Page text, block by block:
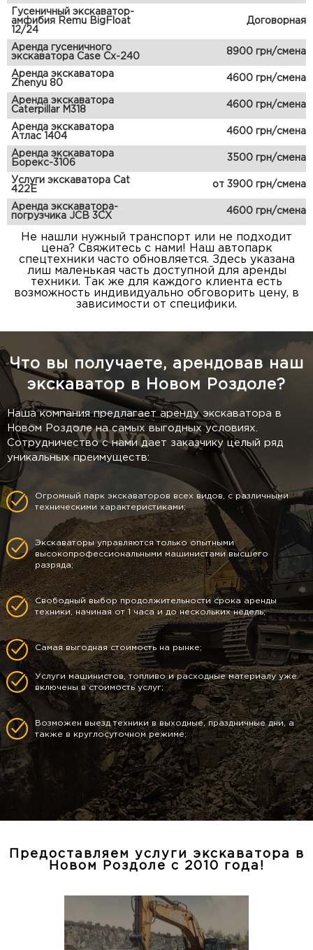
Гусеничный экскаватор-
амфибия Remu BigFloat
12/24
Договорная
Аренда гусеничного
экскаватора Case Cx-240
8900 грн/смена
Аренда экскаватора
Zhenyu 80
4600 грн/смена
Аренда экскаватора
Caterpillar M318
4600 грн/смена
Аренда экскаватора
Атлас 1404
4600 грн/смена
Аренда экскаватора
Борекс-3106
3500 грн/смена
Услуги экскаватора Cat
422E
от 3900 грн/смена
Аренда экскаватора-
погрузчика JCB 3CX
4600 грн/смена
Не нашли нужный транспорт или не подходит
цена? Свяжитесь с нами! Наш автопарк
спецтехники часто обновляется. Здесь указана
лиш маленькая часть доступной для аренды
техники. Так же для каждого клиента есть
возможность индивидуально обговорить цену, в
зависимости от специфики.
Что вы получаете, арендовав наш
экскаватор в Новом Роздоле?
Наша компания предлагает аренду экскаватора в
Новом Роздоле на самых выгодных условиях.
Сотрудничество с нами дает заказчику целый ряд
уникальных преимуществ:
Огромный парк экскаваторов всех видов, с различными
техническими характеристиками;
Экскаваторы управляются только опытными
высокопрофессиональными машинистами высшего
разряда;
Свободный выбор продолжительности срока аренды
техники, начиная от 1 часа и до нескольких недель;
Самая выгодная стоимость на рынке;
Услуги машинистов, топливо и расходные материалу уже
включены в стоимость услуг;
Возможен выезд техники в выходные, праздничные дни, а
также в круглосуточном режиме;
Предоставляем услуги экскаватора в
Новом Роздоле с 2010 года!